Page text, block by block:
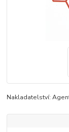
Nakladatelství: